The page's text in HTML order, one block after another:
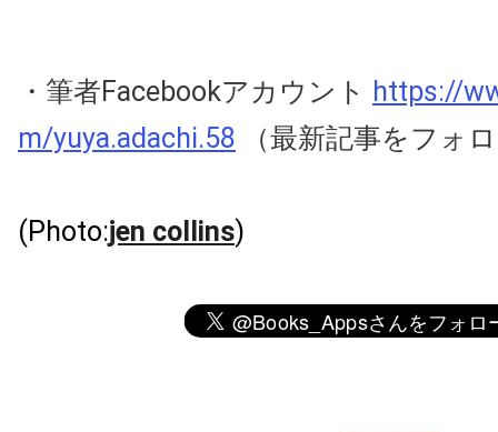
・筆者Facebookアカウント https://
m/yuya.adachi.58 （最新記事をフォ
(Photo:jen collins)